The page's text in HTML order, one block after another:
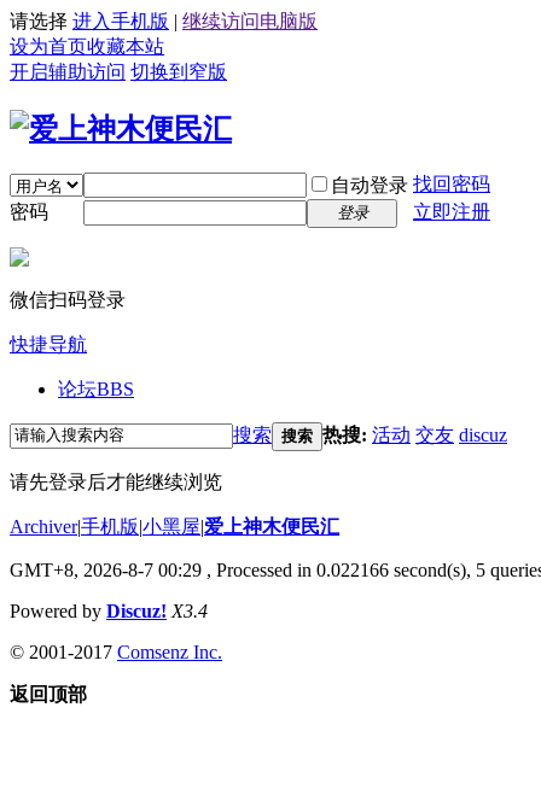
请选择 进入手机版 | 继续访问电脑版
设为首页收藏本站
开启辅助访问 切换到窄版
自动登录 找回密码
密码
登录 立即注册
微信扫码登录
快捷导航
论坛BBS
搜索 搜索 热搜: 活动 交友 discuz
请先登录后才能继续浏览
Archiver|手机版|小黑屋|爱上神木便民汇
GMT+8, 2026-8-7 00:29 , Processed in 0.022166 second(s), 5
Powered by Discuz! X3.4
© 2001-2017 Comsenz Inc.
返回顶部